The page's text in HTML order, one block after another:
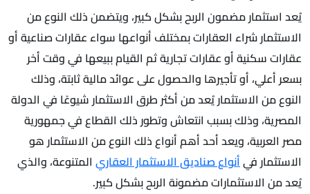
يُعد استثمار مضمون الربح بشكل كبير، ويتضمن ذلك النوع من
الاستثمار شراء العقارات بمختلف أنواعها سواء عقارات صناعية أو
عقارات سكنية أو عقارات تجارية ثم القيام ببيعها في وقت أخر
بسعر أعلي، أو تأجيرها والحصول على عوائد مالية ثابتة، وذلك
النوع من الاستثمار يُعد من أكثر طرق الاستثمار شيوعًا في الدولة
المصرية، وذلك بسبب انتعاش وتطور ذلك القطاع في جمهورية
مصر العربية، ويعد أحد أهم أنواع ذلك النوع من الاستثمار هو
الاستثمار فيأنواع صناديق الاستثمار العقاري المتنوعة، والذي
يُعد من الاستثمارات مضمونة الربح بشكل كبير.